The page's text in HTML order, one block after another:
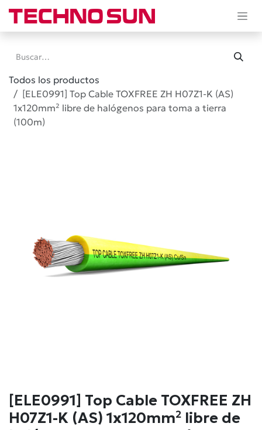
Ir al contenido
Todos los productos
[ELE0991] Top Cable TOXFREE ZH H07Z1-K (AS)
1x120mm² libre de halógenos para toma a tierra
(100m)
[ELE0991] Top Cable TOXFREE ZH
H07Z1-K (AS) 1x120mm² libre de